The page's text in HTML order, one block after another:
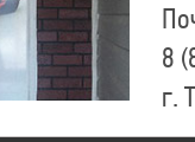
8
г.